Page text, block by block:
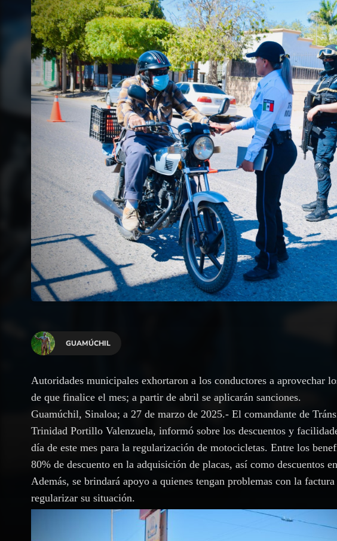
GUAMÚCHIL
Autoridades municipales exhortaron a los conductores a aprovechar
de que finalice el mes; a partir de abril se aplicarán sanciones.
Guamúchil, Sinaloa; a 27 de marzo de 2025.- El comandante de
Trinidad Portillo Valenzuela, informó sobre los descuentos y
día de este mes para la regularización de motocicletas. Entre los
80% de descuento en la adquisición de placas, así como descuentos
Además, se brindará apoyo a quienes tengan problemas con la
regularizar su situación.